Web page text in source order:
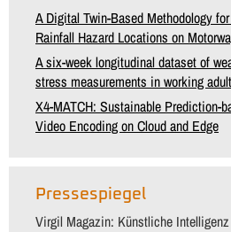
A Digital Twin-Based Methodology
Rainfall Hazard Locations on
A six-week longitudinal dataset of
stress measurements in working
X4-MATCH: Sustainable Prediction-
Video Encoding on Cloud and Edge
Pressespiegel
Virgil Magazin: Künstliche